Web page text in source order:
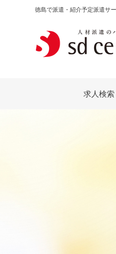
徳島で派遣・紹介予定派遣サ
求人検索